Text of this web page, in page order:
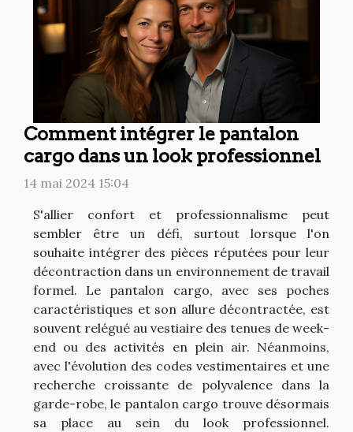
Comment intégrer le pantalon
cargo dans un look professionnel
14 mai 2024 15:04
S'allier confort et professionnalisme peut
sembler être un défi, surtout lorsque l'on
souhaite intégrer des pièces réputées pour leur
décontraction dans un environnement de travail
formel. Le pantalon cargo, avec ses poches
caractéristiques et son allure décontractée, est
souvent relégué au vestiaire des tenues de week-
end ou des activités en plein air. Néanmoins,
avec l'évolution des codes vestimentaires et une
recherche croissante de polyvalence dans la
garde-robe, le pantalon cargo trouve désormais
sa place au sein du look professionnel.